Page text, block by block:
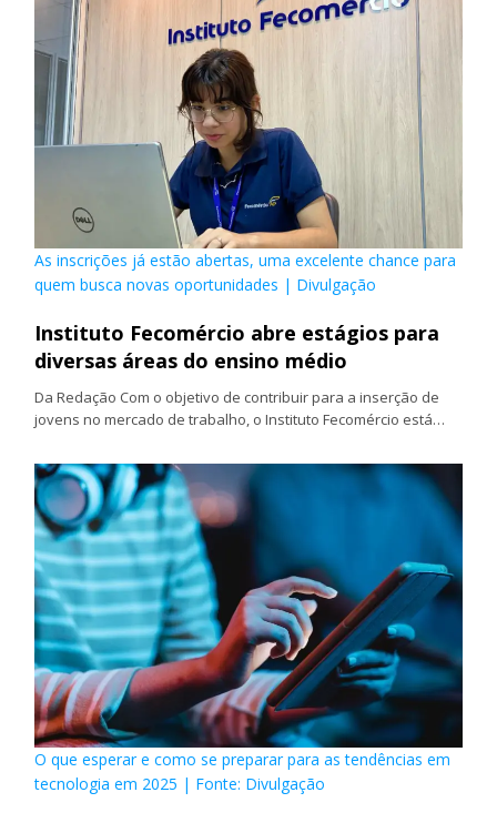
As inscrições já estão abertas, uma excelente chance para
quem busca novas oportunidades | Divulgação
Instituto Fecomércio abre estágios para
diversas áreas do ensino médio
Da Redação Com o objetivo de contribuir para a inserção de
jovens no mercado de trabalho, o Instituto Fecomércio está…
O que esperar e como se preparar para as tendências em
tecnologia em 2025 | Fonte: Divulgação